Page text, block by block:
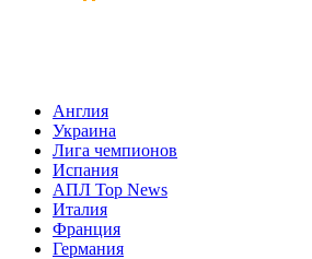
Англия
Украина
Лига чемпионов
Испания
АПЛ Top News
Италия
Франция
Германия